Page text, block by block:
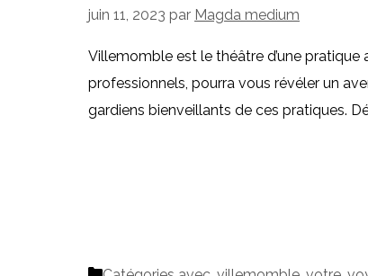
juin 11, 2023 par Magda medium
Villemomble est le théâtre d’une
professionnels, pourra vous révéler un
gardiens bienveillants de ces pratiques.